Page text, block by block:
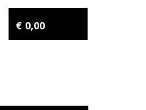
€ 0,00